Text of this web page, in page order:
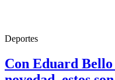
Deportes
Con Eduard